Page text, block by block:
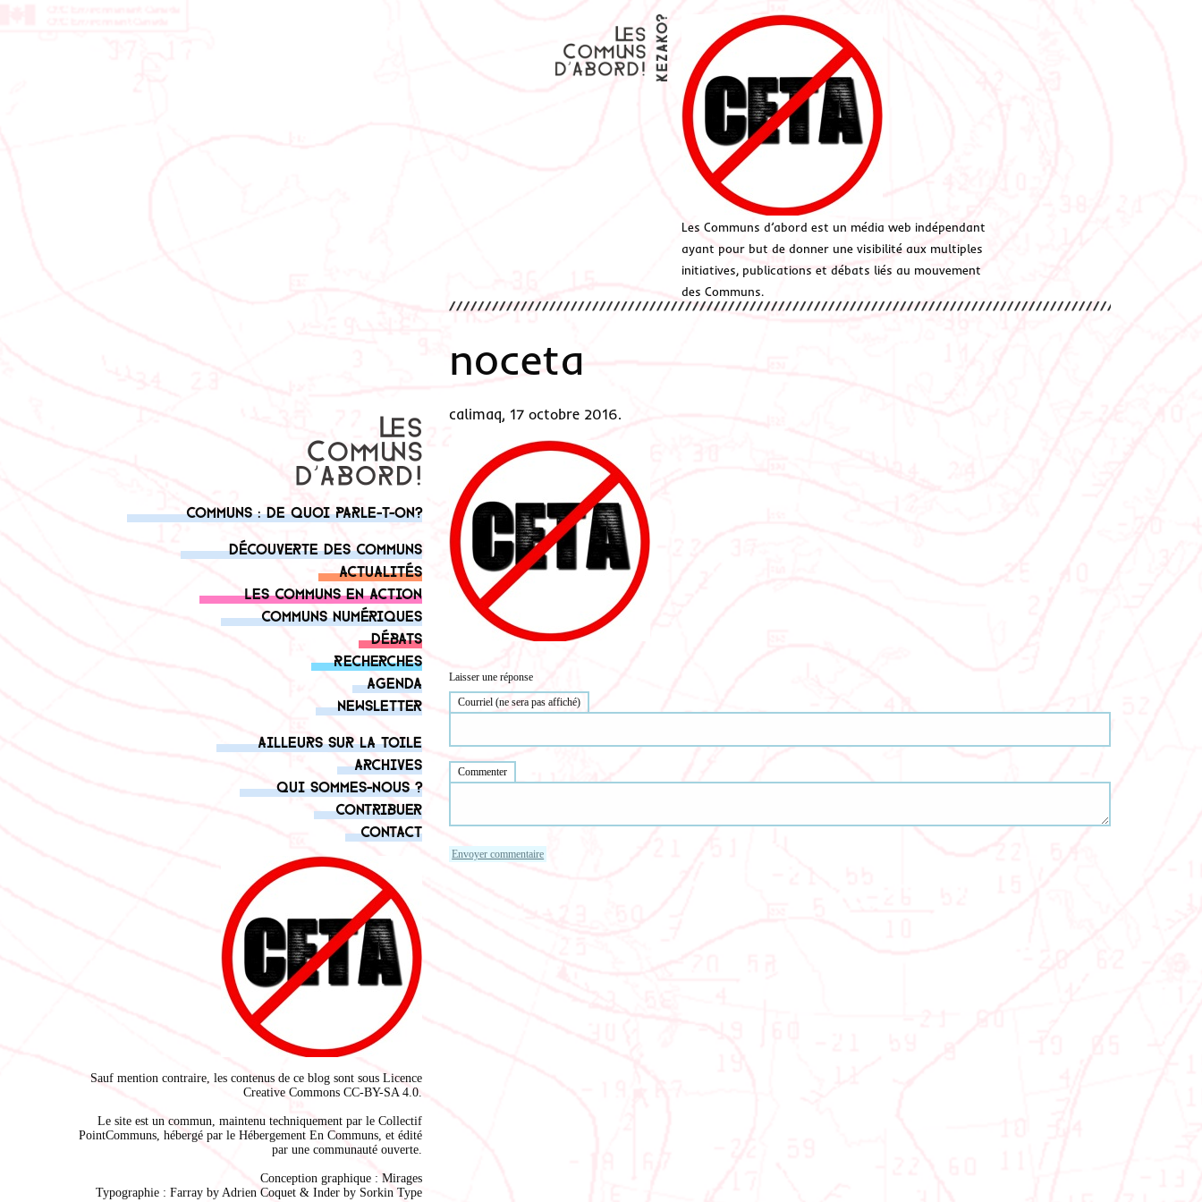
Les Communs d’abord est un média web indépendant
ayant pour but de donner une visibilité aux multiples
initiatives, publications et débats liés au mouvement
des Communs.
Communs : de quoi parle-t-on?
Découverte des communs
Actualités
Les communs en action
Communs numériques
Débats
Recherches
Agenda
Newsletter
Ailleurs sur la toile
Archives
Qui sommes-nous ?
Contribuer
Contact
Sauf mention contraire, les contenus de ce blog sont sous Licence
Creative Commons CC-BY-SA 4.0.
Le site est un commun, maintenu techniquement par le Collectif
PointCommuns, hébergé par le Hébergement En Communs, et édité
par une communauté ouverte.
Conception graphique : Mirages
Typographie : Farray by Adrien Coquet & Inder by Sorkin Type
noceta
calimaq, 17 octobre 2016.
Laisser une réponse
Courriel (ne sera pas affiché)
Commenter